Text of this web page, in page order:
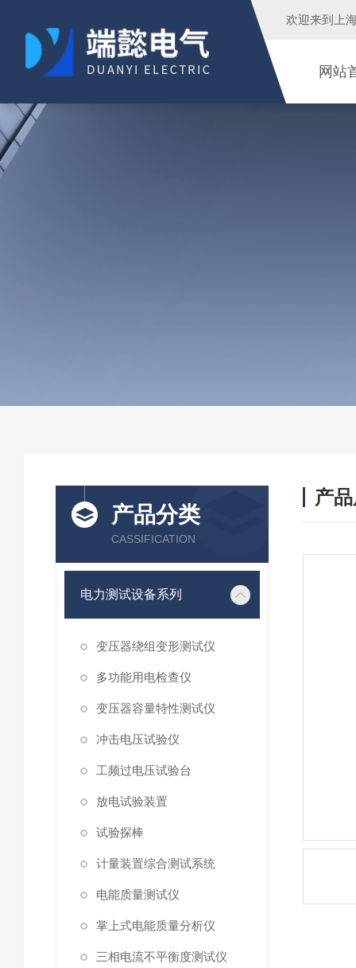
欢迎来到 上
网站
产品分类
CASSIFICATION
电力测试设备系列
变压器绕组变形测试仪
多功能用电检查仪
变压器容量特性测试仪
冲击电压试验仪
工频过电压试验台
放电试验装置
试验探棒
计量装置综合测试系统
电能质量测试仪
掌上式电能质量分析仪
三相电流不平衡度测试仪
产